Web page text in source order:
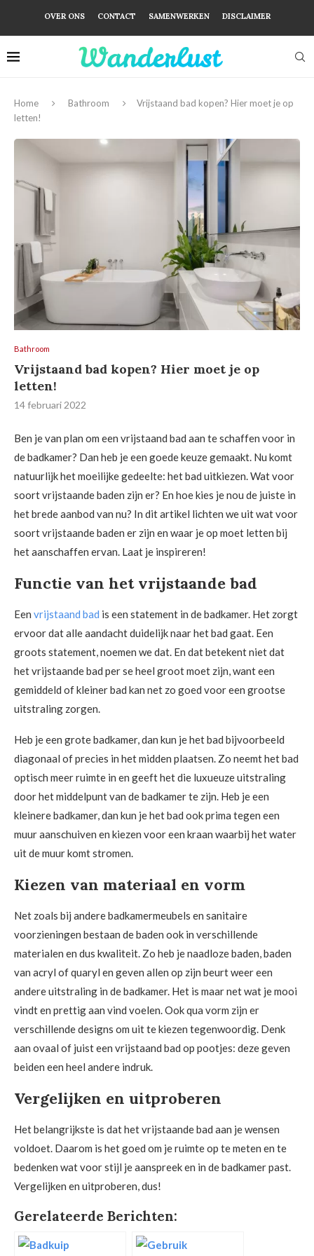
OVER ONS CONTACT SAMENWERKEN DISCLAIMER
Home Bathroom
Vrijstaand bad kopen? Hier moet je op
letten!
Bathroom
Vrijstaand bad kopen? Hier moet je op
letten!
14 februari 2022
Ben je van plan om een vrijstaand bad aan te schaffen voor in
de badkamer? Dan heb je een goede keuze gemaakt. Nu komt
natuurlijk het moeilijke gedeelte: het bad uitkiezen. Wat voor
soort vrijstaande baden zijn er? En hoe kies je nou de juiste in
het brede aanbod van nu? In dit artikel lichten we uit wat voor
soort vrijstaande baden er zijn en waar je op moet letten bij
het aanschaffen ervan. Laat je inspireren!
Functie van het vrijstaande bad
Een vrijstaand bad is een statement in de badkamer. Het zorgt
ervoor dat alle aandacht duidelijk naar het bad gaat. Een
groots statement, noemen we dat. En dat betekent niet dat
het vrijstaande bad per se heel groot moet zijn, want een
gemiddeld of kleiner bad kan net zo goed voor een grootse
uitstraling zorgen.
Heb je een grote badkamer, dan kun je het bad bijvoorbeeld
diagonaal of precies in het midden plaatsen. Zo neemt het bad
optisch meer ruimte in en geeft het die luxueuze uitstraling
door het middelpunt van de badkamer te zijn. Heb je een
kleinere badkamer, dan kun je het bad ook prima tegen een
muur aanschuiven en kiezen voor een kraan waarbij het water
uit de muur komt stromen.
Kiezen van materiaal en vorm
Net zoals bij andere badkamermeubels en sanitaire
voorzieningen bestaan de baden ook in verschillende
materialen en dus kwaliteit. Zo heb je naadloze baden, baden
van acryl of quaryl en geven allen op zijn beurt weer een
andere uitstraling in de badkamer. Het is maar net wat je mooi
vindt en prettig aan vind voelen. Ook qua vorm zijn er
verschillende designs om uit te kiezen tegenwoordig. Denk
aan ovaal of juist een vrijstaand bad op pootjes: deze geven
beiden een heel andere indruk.
Vergelijken en uitproberen
Het belangrijkste is dat het vrijstaande bad aan je wensen
voldoet. Daarom is het goed om je ruimte op te meten en te
bedenken wat voor stijl je aanspreek en in de badkamer past.
Vergelijken en uitproberen, dus!
Gerelateerde Berichten: